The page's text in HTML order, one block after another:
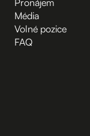
Média
Volné pozice
FAQ